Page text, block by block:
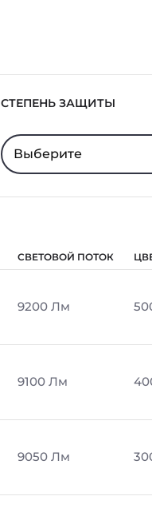
СТЕПЕНЬ ЗАЩИТЫ
Выберите
СВЕТОВОЙ ПОТОК
9200 Лм
9100 Лм
9050 Лм